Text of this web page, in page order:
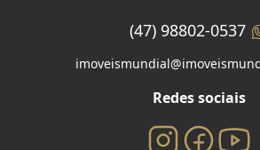
(47) 98802-0537
Redes sociais